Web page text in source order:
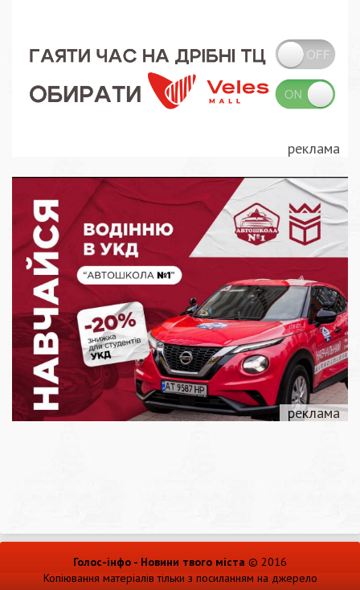
Голос-інфо - Новини твого міста © 2016
Копіювання матеріалів тільки з посиланням на джерело